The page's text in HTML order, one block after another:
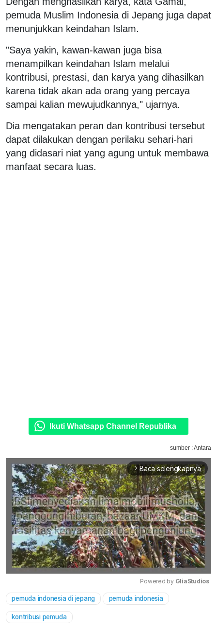
pemuda Muslim Indonesia di Jepang juga dapat
menunjukkan keindahan Islam.
"Saya yakin, kawan-kawan juga bisa
menampilkan keindahan Islam melalui
kontribusi, prestasi, dan karya yang dihasilkan
karena tidak akan ada orang yang percaya
sampai kalian mewujudkannya," ujarnya.
Dia mengatakan peran dan kontribusi tersebut
dapat dilakukan dengan perilaku sehari-hari
yang didasari niat yang agung untuk membawa
manfaat secara luas.
Ikuti Whatsapp Channel Republika
sumber : Antara
arrow_forward_ios Baca selengkapnya
Powered by GliaStudios
pemuda indonesia di jepang pemuda indonesia
kontribusi pemuda